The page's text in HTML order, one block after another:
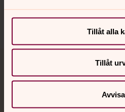
Tillåt alla
Tillåt
Avvisa
Jourhavande präst
Akut samtals- och krisstöd.
med en präst på kvällar och